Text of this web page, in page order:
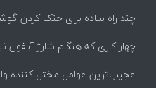
چند راه‌ ساده برای خنک کردن
چهار کاری که هنگام شارژ آیفون
عجیب‌ترین عوامل مختل کننده